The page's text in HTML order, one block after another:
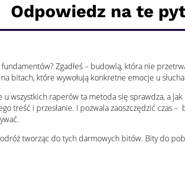
Odpowiedz na te
Zgadłeś – budowlą, która nie
bitach, które wywołują konkretne emocje u
u wszystkich raperów ta metoda się sprawdza, a
treść i przesłanie. I pozwala zaoszczędzić czas
tworząc do tych darmowych bitów. Bity do